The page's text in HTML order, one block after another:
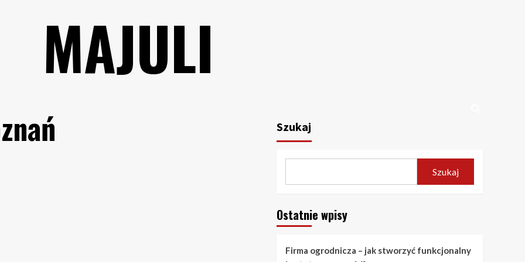
MAJULI
Szukaj
Szukaj
Ostatnie wpisy
Firma ogrodnicza – jak stworzyć funkcjonalny